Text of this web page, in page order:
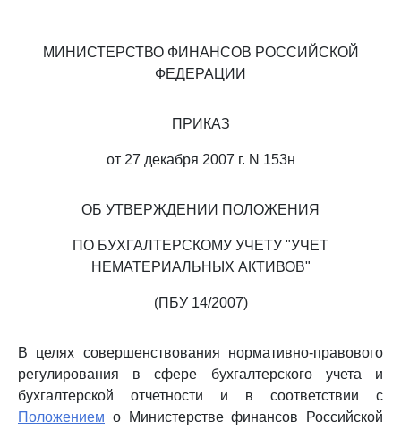
МИНИСТЕРСТВО ФИНАНСОВ РОССИЙСКОЙ
ФЕДЕРАЦИИ
ПРИКАЗ
от 27 декабря 2007 г. N 153н
ОБ УТВЕРЖДЕНИИ ПОЛОЖЕНИЯ
ПО БУХГАЛТЕРСКОМУ УЧЕТУ "УЧЕТ
НЕМАТЕРИАЛЬНЫХ АКТИВОВ"
(ПБУ 14/2007)
В целях совершенствования нормативно-правового
регулирования в сфере бухгалтерского учета и
бухгалтерской отчетности и в соответствии с
Положением о Министерстве финансов Российской